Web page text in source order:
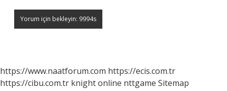
https://www.naatforum.com https://ecis.com.tr
https://cibu.com.tr knight online nttgame Sitemap